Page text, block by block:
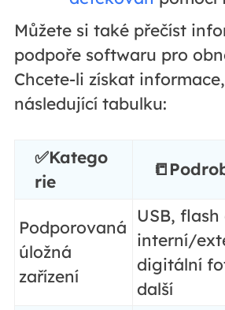
Můžete si také přečíst
podpoře softwaru pro
Chcete-li získat
následující tabulku:
✅Katego
rie
Podporovaná
úložná
zařízení
USB,
interní/
digitální
další